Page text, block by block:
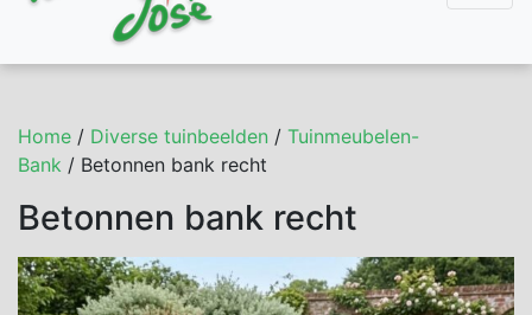
Home / Diverse tuinbeelden / Tuinmeubelen-
Bank / Betonnen bank recht
Betonnen bank recht